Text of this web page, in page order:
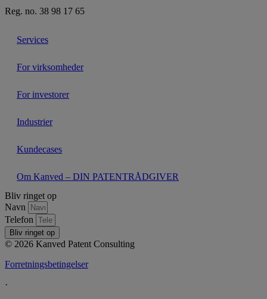
Reg. no. 38 98 17 65
Services
For virksomheder
For investorer
Industrier
Kundecases
Om Kanved – DIN PATENTRÅDGIVER
Bliv ringet op
Navn
Telefon
Bliv ringet op
© 2026 Kanved Patent Consulting
Forretningsbetingelser
·